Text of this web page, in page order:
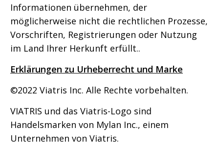
Informationen übernehmen, der
möglicherweise nicht die rechtlichen Prozesse,
Vorschriften, Registrierungen oder Nutzung
im Land Ihrer Herkunft erfüllt..
Erklärungen zu Urheberrecht und Marke
©2022 Viatris Inc. Alle Rechte vorbehalten.
VIATRIS und das Viatris-Logo sind
Handelsmarken von Mylan Inc., einem
Unternehmen von Viatris.